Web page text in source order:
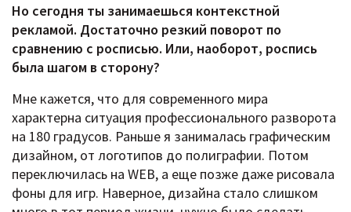
Но сегодня ты занимаешься контекстной
рекламой. Достаточно резкий поворот по
сравнению с росписью. Или, наоборот, роспись
была шагом в сторону?
Мне кажется, что для современного мира
характерна ситуация профессионального разворота
на 180 градусов. Раньше я занималась графическим
дизайном, от логотипов до полиграфии. Потом
переключилась на WEB, а еще позже даже рисовала
фоны для игр. Наверное, дизайна стало слишком